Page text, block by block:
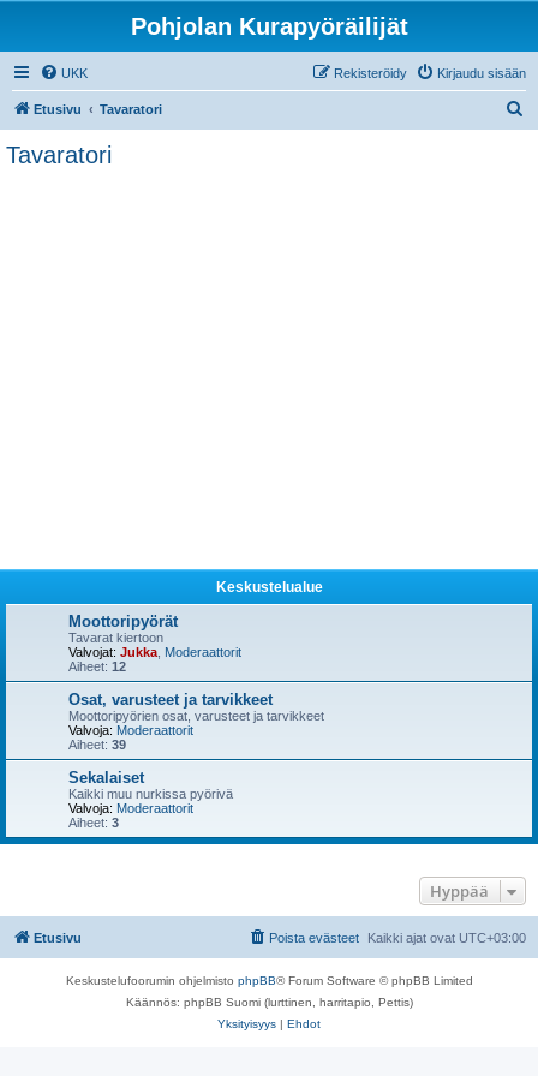
Pohjolan Kurapyöräilijät
UKK Kirjaudu sisään
Rekisteröidy
Etusivu Tavaratori
Tavaratori
Keskustelualue
Moottoripyörät
Tavarat kiertoon
Valvojat: Jukka Moderaattorit
Aiheet: 12
Osat, varusteet ja tarvikkeet
Moottoripyörien osat, varusteet ja tarvikkeet
Valvoja: Moderaattorit
Aiheet: 39
Sekalaiset
Kaikki muu nurkissa pyörivä
Valvoja: Moderaattorit
Aiheet: 3
Hyppää
Etusivu Kaikki ajat ovat UTC+03:00
Poista evästeet
Keskustelufoorumin ohjelmisto phpBB® Forum Software © phpBB Limited
Käännös: phpBB Suomi (lurttinen, harritapio, Pettis)
Yksityisyys | Ehdot